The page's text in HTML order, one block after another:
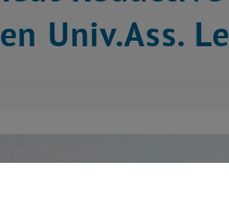
Univ.Ass.